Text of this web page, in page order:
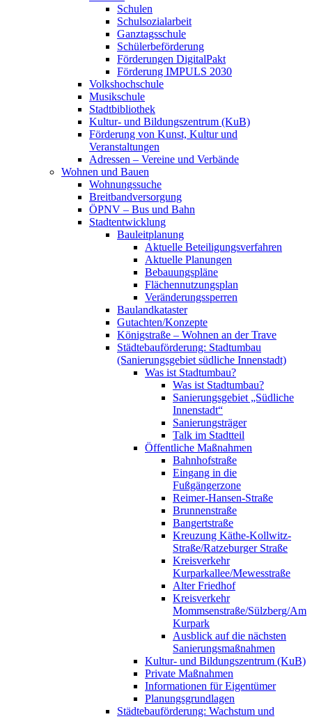
Schulen
Schulsozialarbeit
Ganztagsschule
Schülerbeförderung
Förderungen DigitalPakt
Förderung IMPULS 2030
Volkshochschule
Musikschule
Stadtbibliothek
Kultur- und Bildungszentrum (KuB)
Förderung von Kunst, Kultur und
Veranstaltungen
Adressen – Vereine und Verbände
Wohnen und Bauen
Wohnungssuche
Breitbandversorgung
ÖPNV – Bus und Bahn
Stadtentwicklung
Bauleitplanung
Aktuelle Beteiligungsverfahren
Aktuelle Planungen
Bebauungspläne
Flächennutzungsplan
Veränderungssperren
Baulandkataster
Gutachten/Konzepte
Königstraße – Wohnen an der Trave
Städtebauförderung: Stadtumbau
(Sanierungsgebiet südliche Innenstadt)
Was ist Stadtumbau?
Was ist Stadtumbau?
Sanierungsgebiet „Südliche
Innenstadt“
Sanierungsträger
Talk im Stadtteil
Öffentliche Maßnahmen
Bahnhofstraße
Eingang in die
Fußgängerzone
Reimer-Hansen-Straße
Brunnenstraße
Bangertstraße
Kreuzung Käthe-Kollwitz-
Straße/Ratzeburger Straße
Kreisverkehr
Kurparkallee/Mewesstraße
Alter Friedhof
Kreisverkehr
Mommsenstraße/Sülzberg/Am
Kurpark
Ausblick auf die nächsten
Sanierungsmaßnahmen
Kultur- und Bildungszentrum (KuB)
Private Maßnahmen
Informationen für Eigentümer
Planungsgrundlagen
Städtebauförderung: Wachstum und